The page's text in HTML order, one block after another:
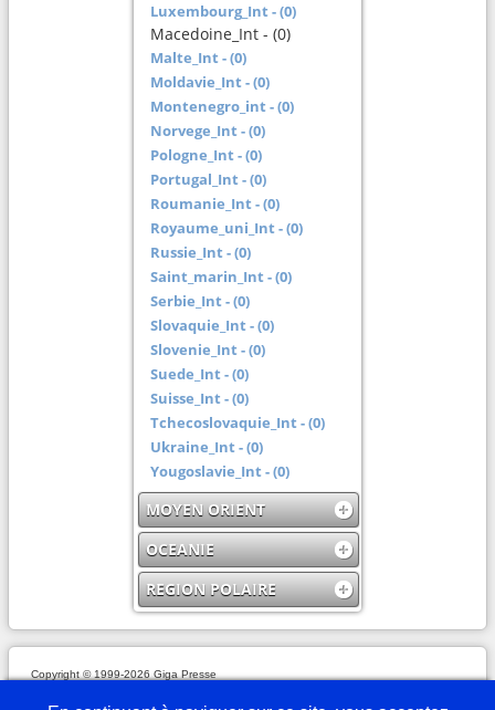
Luxembourg_Int - (0)
Macedoine_Int - (0)
Malte_Int - (0)
Moldavie_Int - (0)
Montenegro_int - (0)
Norvege_Int - (0)
Pologne_Int - (0)
Portugal_Int - (0)
Roumanie_Int - (0)
Royaume_uni_Int - (0)
Russie_Int - (0)
Saint_marin_Int - (0)
Serbie_Int - (0)
Slovaquie_Int - (0)
Slovenie_Int - (0)
Suede_Int - (0)
Suisse_Int - (0)
Tchecoslovaquie_Int - (0)
Ukraine_Int - (0)
Yougoslavie_Int - (0)
MOYEN ORIENT
OCEANIE
REGION POLAIRE
Copyright © 1999-2026 Giga Presse
Nous écrire